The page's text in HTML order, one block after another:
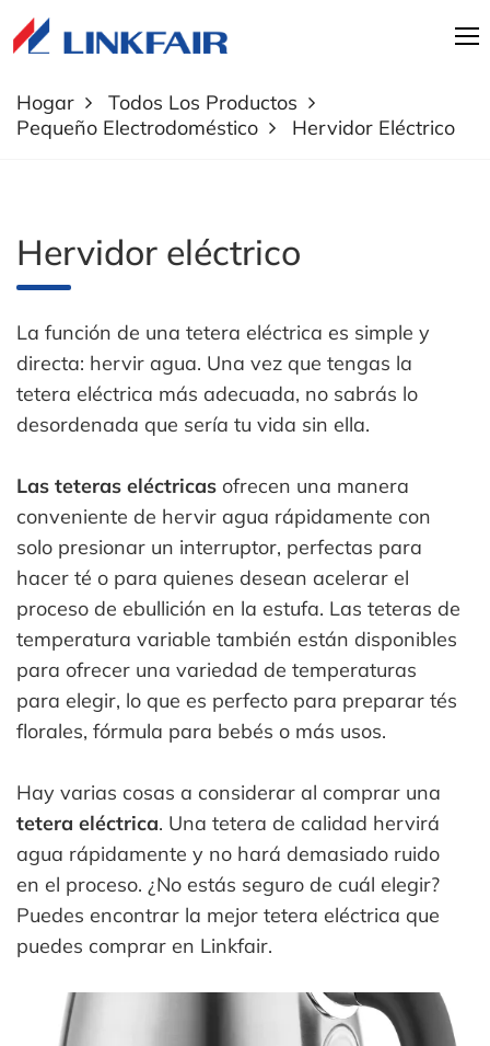
Hogar
Todos Los Productos
Pequeño Electrodoméstico
Hervidor Eléctrico
Hervidor eléctrico
La función de una tetera eléctrica es simple y
directa: hervir agua. Una vez que tengas la
tetera eléctrica más adecuada, no sabrás lo
desordenada que sería tu vida sin ella.
Las teteras eléctricas ofrecen una manera
conveniente de hervir agua rápidamente con
solo presionar un interruptor, perfectas para
hacer té o para quienes desean acelerar el
proceso de ebullición en la estufa. Las teteras de
temperatura variable también están disponibles
para ofrecer una variedad de temperaturas
para elegir, lo que es perfecto para preparar tés
florales, fórmula para bebés o más usos.
Hay varias cosas a considerar al comprar una
tetera eléctrica. Una tetera de calidad hervirá
agua rápidamente y no hará demasiado ruido
en el proceso. ¿No estás seguro de cuál elegir?
Puedes encontrar la mejor tetera eléctrica que
puedes comprar en Linkfair.